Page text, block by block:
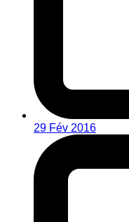
29 Fév 2016